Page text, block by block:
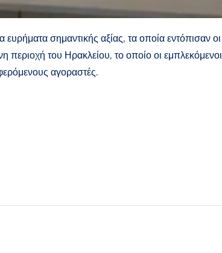
σημαντικής αξίας, τα οποία εντόπισαν οι
του Ηρακλείου, το οποίο οι εμπλεκόμενοι
αγοραστές.